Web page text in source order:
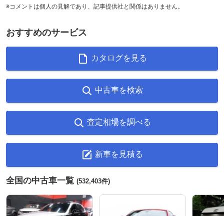
※コメントは個人の見解であり、記事提供社と関係はありません。
おすすめのサービス
カタログを見る
中古車を検索
査定相場を調べる
新車を見積る
全国の中古車一覧 (532,403件)